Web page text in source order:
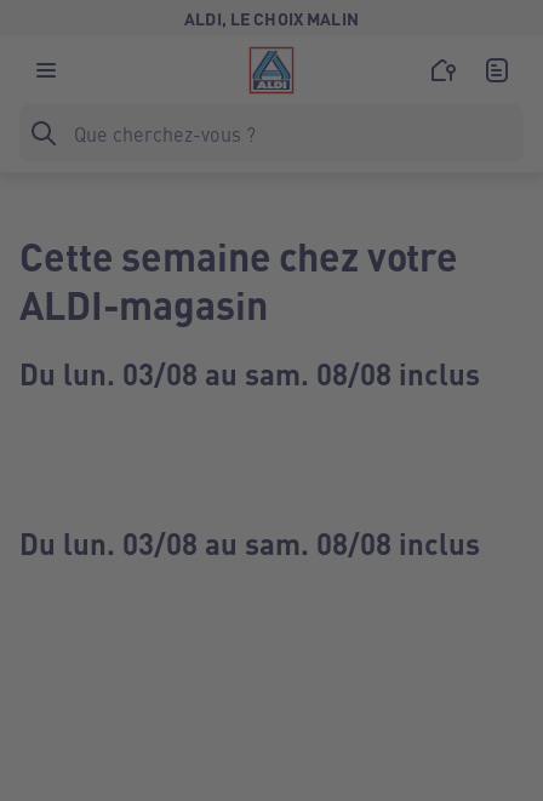
ALDI, LE CHOIX MALIN
Cette semaine chez votre
ALDI-magasin
Du lun. 03/08 au sam. 08/08 inclus
Du lun. 03/08 au sam. 08/08 inclus